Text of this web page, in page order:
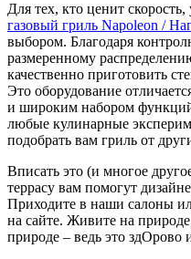
Для тех, кто ценит скорость,
газовый гриль Napoleon /
выбором. Благодаря
размеренному
качественно приготовить
Это оборудование
и широким набором
любые кулинарные
подобрать вам гриль от
Вписать это (и многое
террасу вам помогут
Приходите в наши салоны
на сайте. Живите на
природе – ведь это здОрово